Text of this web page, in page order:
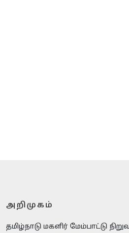
அறிமுகம்
தமிழ்நாடு மகளிர் மேம்பாட்டு